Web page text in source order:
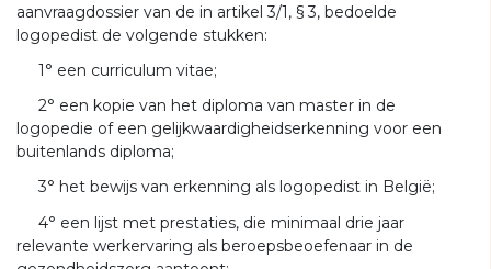
aanvraagdossier van de in artikel 3/1, § 3, bedoelde
logopedist de volgende stukken:
1° een curriculum vitae;
2° een kopie van het diploma van master in de
logopedie of een gelijkwaardigheidserkenning voor een
buitenlands diploma;
3° het bewijs van erkenning als logopedist in België;
4° een lijst met prestaties, die minimaal drie jaar
relevante werkervaring als beroepsbeoefenaar in de